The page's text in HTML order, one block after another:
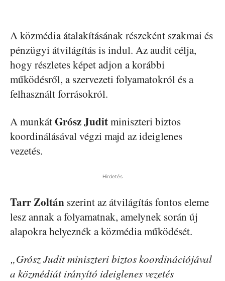
A közmédia átalakításának részeként szakmai és
pénzügyi átvilágítás is indul. Az audit célja,
hogy részletes képet adjon a korábbi
működésről, a szervezeti folyamatokról és a
felhasznált forrásokról.
A munkátGrósz Juditminiszteri biztos
koordinálásával végzi majd az ideiglenes
vezetés.
Hirdetés
Tarr Zoltán szerint az átvilágítás fontos eleme
lesz annak a folyamatnak, amelynek során új
alapokra helyeznék a közmédia működését.
„Grósz Judit miniszteri biztos koordinációjával
a közmédiát irányító ideiglenes vezetés